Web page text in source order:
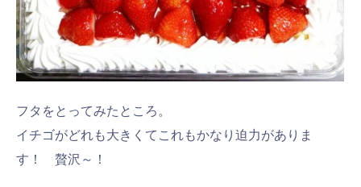
フタをとってみたところ。
イチゴがどれも大きくてこれもかなり迫力がありま
す！ 贅沢～！